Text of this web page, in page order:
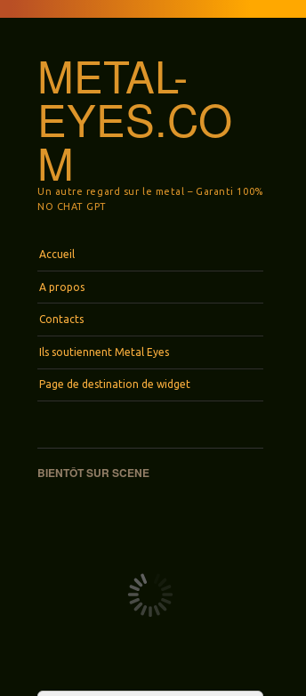
METAL-
EYES.CO
M
Un autre regard sur le metal – Garanti 100%
NO CHAT GPT
Aller au contenu principal
Accueil
A propos
Contacts
Ils soutiennent Metal Eyes
Page de destination de widget
BIENTÔT SUR SCENE